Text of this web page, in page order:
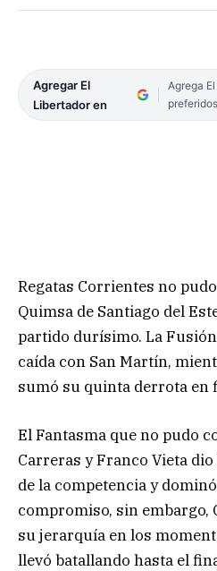
Agregar El
Libertador en
Agrega
Regatas Corrientes no
Quimsa de Santiago del
partido durísimo. La
caída con San Martín,
sumó su quinta derrota en
El Fantasma que no pudo
Carreras y Franco Vieta
de la competencia y
compromiso, sin embargo,
su jerarquía en los
llevó batallando hasta el